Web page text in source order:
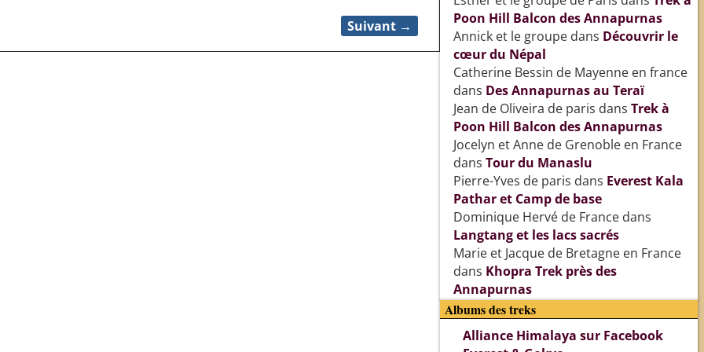
Suivant →
Poon Hill Balcon des Annapurnas
Annick et le groupedans Découvrir le
cœur du Népal
Catherine Bessin de Mayenne en france
dans Des Annapurnas au Teraï
Jean de Oliveira de paris dans Trek à
Poon Hill Balcon des Annapurnas
Jocelyn et Anne de Grenoble en France
dans Tour du Manaslu
Pierre-Yves de paris dans Everest Kala
Pathar et Camp de base
Dominique Hervé de Francedans
Langtang et les lacs sacrés
Marie et Jacque de Bretagne en France
dans Khopra Trek près des
Annapurnas
Albums des treks
Alliance Himalaya sur Facebook